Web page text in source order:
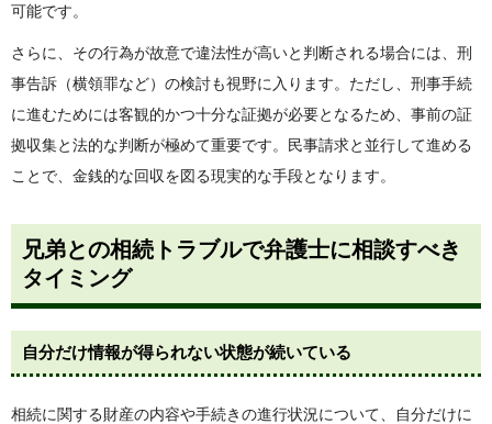
可能です。
さらに、その行為が故意で違法性が高いと判断される場合には、刑
事告訴（横領罪など）の検討も視野に入ります。ただし、刑事手続
に進むためには客観的かつ十分な証拠が必要となるため、事前の証
拠収集と法的な判断が極めて重要です。民事請求と並行して進める
ことで、金銭的な回収を図る現実的な手段となります。
兄弟との相続トラブルで弁護士に相談すべき
タイミング
自分だけ情報が得られない状態が続いている
相続に関する財産の内容や手続きの進行状況について、自分だけに